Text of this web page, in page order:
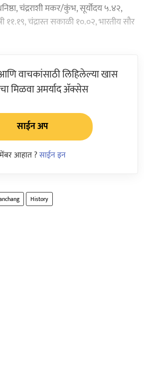
चंद्रराशी मकर/कुंभ, सूर्योदय ५.४२,
११.१९, चंद्रास्त सकाळी १०.०२, भारतीय सौर
वाचकांसाठी लिहिलेल्या खास
मिळवा अमर्याद ॲक्सेस
साईन अप
आहात ?साईन इन
History